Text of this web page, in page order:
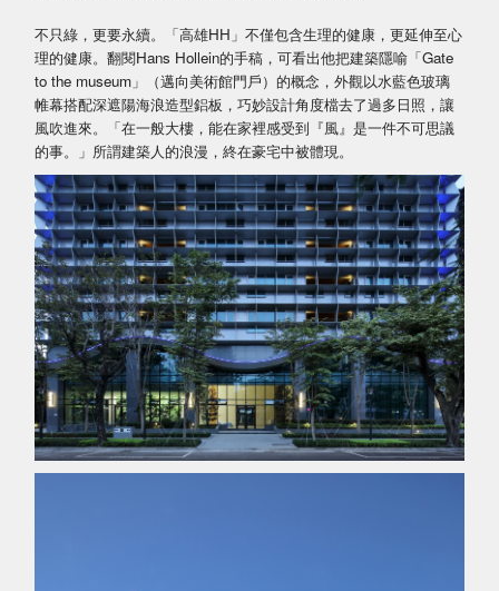
不只綠，更要永續。「高雄HH」不僅包含生理的健康，更延伸至心
理的健康。翻閱Hans Hollein的手稿，可看出他把建築隱喻「Gate
to the museum」（邁向美術館門戶）的概念，外觀以水藍色玻璃
帷幕搭配深遮陽海浪造型鋁板，巧妙設計角度檔去了過多日照，讓
風吹進來。「在一般大樓，能在家裡感受到『風』是一件不可思議
的事。」所謂建築人的浪漫，終在豪宅中被體現。